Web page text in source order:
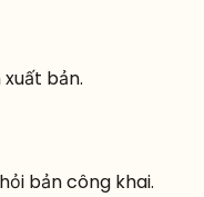
bản.
bản công khai.